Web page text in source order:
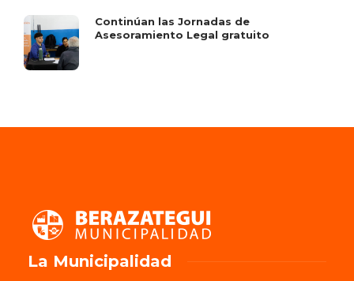
Continúan las Jornadas de
Asesoramiento Legal gratuito
La Municipalidad